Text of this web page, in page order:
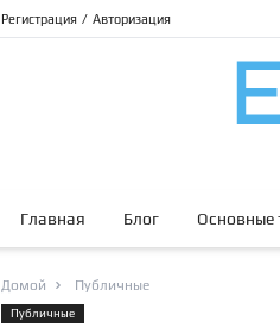
Регистрация / Авторизация
Главная Блог Основные
Домой Публичные
Публичные